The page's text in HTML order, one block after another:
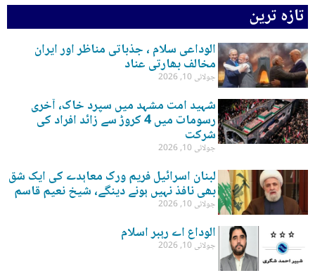
تازہ ترین
الوداعی سلام ، جذباتی مناظر اور ایران
مخالف بھارتی عناد
جولائی 10, 2026
شہید امت مشہد میں سپرد خاک، آخری
رسومات میں 4 کروڑ سے زائد افراد کی
شرکت
جولائی 10, 2026
لبنان اسرائیل فریم ورک معاہدے کی ایک شق
بھی نافذ نہیں ہونے دینگے، شیخ نعیم قاسم
جولائی 10, 2026
الوداع اے رہبر اسلام
جولائی 10, 2026